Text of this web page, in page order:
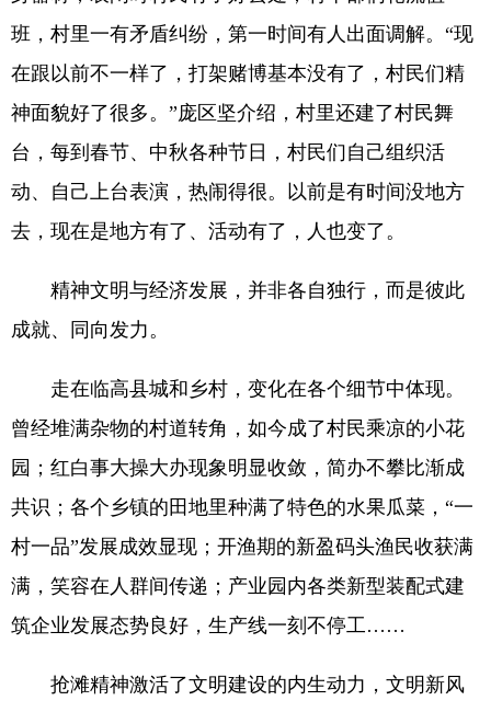
班，村里一有矛盾纠纷，第一时间有人出面调解。“现
在跟以前不一样了，打架赌博基本没有了，村民们精
神面貌好了很多。”庞区坚介绍，村里还建了村民舞
台，每到春节、中秋各种节日，村民们自己组织活
动、自己上台表演，热闹得很。以前是有时间没地方
去，现在是地方有了、活动有了，人也变了。
精神文明与经济发展，并非各自独行，而是彼此
成就、同向发力。
走在临高县城和乡村，变化在各个细节中体现。
曾经堆满杂物的村道转角，如今成了村民乘凉的小花
园；红白事大操大办现象明显收敛，简办不攀比渐成
共识；各个乡镇的田地里种满了特色的水果瓜菜，“一
村一品”发展成效显现；开渔期的新盈码头渔民收获满
满，笑容在人群间传递；产业园内各类新型装配式建
筑企业发展态势良好，生产线一刻不停工……
抢滩精神激活了文明建设的内生动力，文明新风